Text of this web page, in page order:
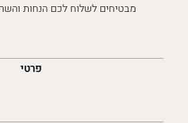
מבטיחים לשלוח לכם הנחות
פרטי